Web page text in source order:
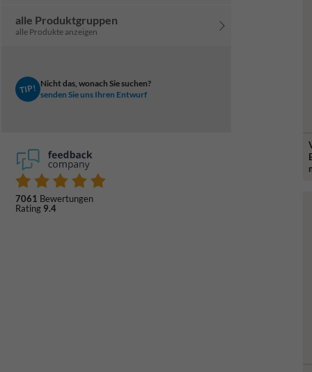
alle Produktgruppen
alle Produkte anzeigen
TIP! Nicht das, wonach Sie suchen?
senden Sie uns Ihren Entwurf
7061 Bewertungen
Rating 9.4